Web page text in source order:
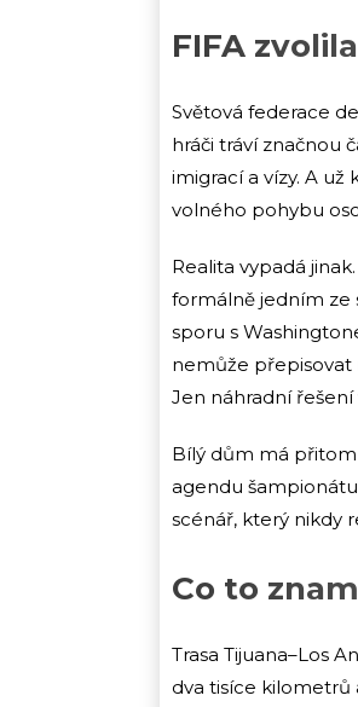
FIFA
Světová federace
hráči tráví značnou
imigrací a vízy. A
volného pohybu
Realita vypadá
formálně jedním ze
sporu s
nemůže přepisovat
Jen náhradní řešení
Bílý dům má
agendu
scénář, který nikdy
Co to
Trasa Tijuana–Los
dva tisíce kilometrů